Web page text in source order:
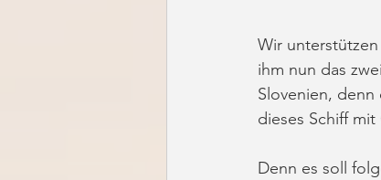
Wir
ihm nun das
Slovenien, denn
dieses Schiff
Denn es soll